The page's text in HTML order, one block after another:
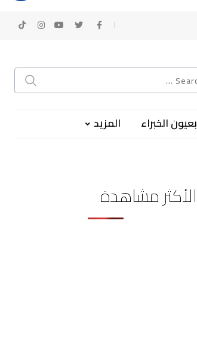
بعيون الخبراء المزيد
الأكثر مشاهدة